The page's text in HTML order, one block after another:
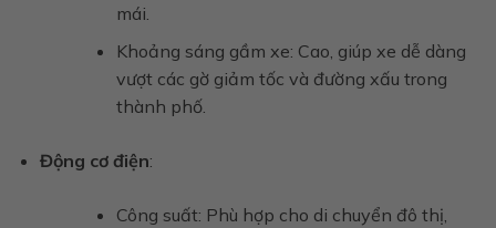
mái.
Khoảng sáng gầm xe: Cao, giúp xe dễ dàng
vượt các gờ giảm tốc và đường xấu trong
thành phố.
Động cơ điện:
Công suất: Phù hợp cho di chuyển đô thị,